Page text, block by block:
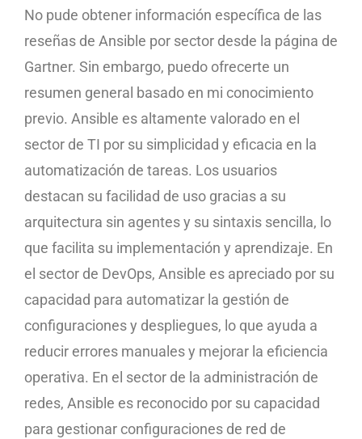
No pude obtener información específica de las
reseñas de Ansible por sector desde la página de
Gartner. Sin embargo, puedo ofrecerte un
resumen general basado en mi conocimiento
previo. Ansible es altamente valorado en el
sector de TI por su simplicidad y eficacia en la
automatización de tareas. Los usuarios
destacan su facilidad de uso gracias a su
arquitectura sin agentes y su sintaxis sencilla, lo
que facilita su implementación y aprendizaje. En
el sector de DevOps, Ansible es apreciado por su
capacidad para automatizar la gestión de
configuraciones y despliegues, lo que ayuda a
reducir errores manuales y mejorar la eficiencia
operativa. En el sector de la administración de
redes, Ansible es reconocido por su capacidad
para gestionar configuraciones de red de